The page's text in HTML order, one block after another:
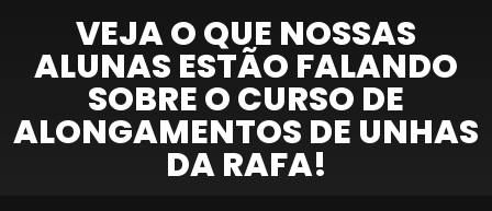
VEJA O QUE NOSSAS
ALUNAS ESTÃO FALANDO
SOBRE O CURSO DE
ALONGAMENTOS DE UNHAS
DA RAFA!